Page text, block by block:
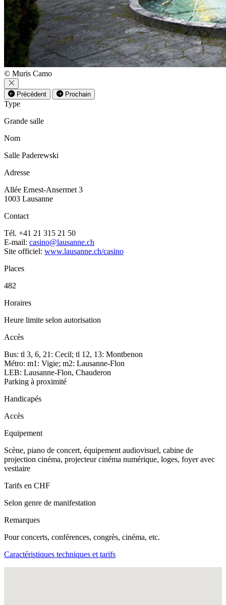
© Muris Camo
Précédent Prochain
Type
Grande salle
Nom
Salle Paderewski
Adresse
Allée Ernest-Ansermet 3
1003 Lausanne
Contact
Tél. +41 21 315 21 50
E-mail: casino@lausanne.ch
Site officiel: www.lausanne.ch/casino
Places
482
Horaires
Heure limite selon autorisation
Accès
Bus: tl 3, 6, 21: Cecil; tl 12, 13: Montbenon
Métro: m1: Vigie; m2: Lausanne-Flon
LEB: Lausanne-Flon, Chauderon
Parking à proximité
Handicapés
Accès
Equipement
Scène, piano de concert, équipement audiovisuel, cabine de
projection cinéma, projecteur cinéma numérique, loges, foyer avec
vestiaire
Tarifs en CHF
Selon genre de manifestation
Remarques
Pour concerts, conférences, congrès, cinéma, etc.
Caractéristiques techniques et tarifs